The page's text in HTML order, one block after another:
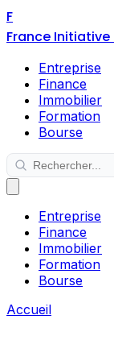
F
France Initiative
Entreprise
Finance
Immobilier
Formation
Bourse
Entreprise
Finance
Immobilier
Formation
Bourse
Accueil